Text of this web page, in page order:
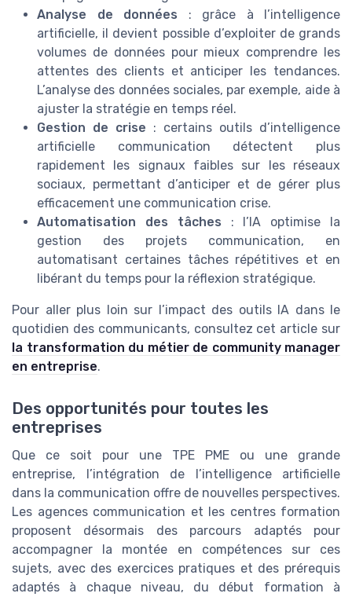
Analyse de données : grâce à l’intelligence
artificielle, il devient possible d’exploiter de grands
volumes de données pour mieux comprendre les
attentes des clients et anticiper les tendances.
L’analyse des données sociales, par exemple, aide à
ajuster la stratégie en temps réel.
Gestion de crise : certains outils d’intelligence
artificielle communication détectent plus
rapidement les signaux faibles sur les réseaux
sociaux, permettant d’anticiper et de gérer plus
efficacement une communication crise.
Automatisation des tâches : l’IA optimise la
gestion des projets communication, en
automatisant certaines tâches répétitives et en
libérant du temps pour la réflexion stratégique.
Pour aller plus loin sur l’impact des outils IA dans le
quotidien des communicants, consultez cet article sur
la transformation du métier de community manager
en entreprise.
Des opportunités pour toutes les
entreprises
Que ce soit pour une TPE PME ou une grande
entreprise, l’intégration de l’intelligence artificielle
dans la communication offre de nouvelles perspectives.
Les agences communication et les centres formation
proposent désormais des parcours adaptés pour
accompagner la montée en compétences sur ces
sujets, avec des exercices pratiques et des prérequis
adaptés à chaque niveau, du début formation à